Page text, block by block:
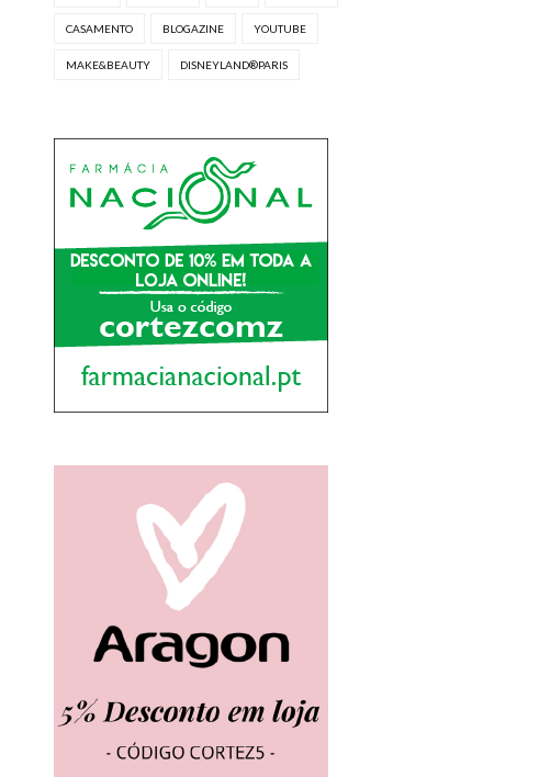
CASAMENTO BLOGAZINE YOUTUBE
MAKE&BEAUTY DISNEYLAND®PARIS